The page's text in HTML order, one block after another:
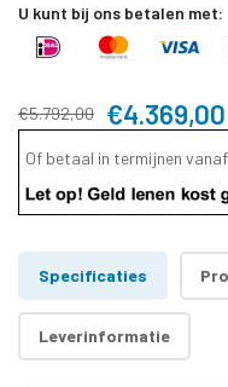
U kunt bij ons betalen met:
€5.792,00 €4.369,00
Of betaal in termijnen vanaf
Specificaties
Leverinformatie